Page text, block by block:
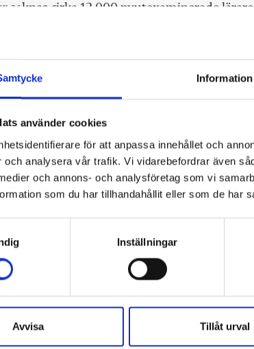
Information
använder cookies
för att anpassa innehållet och
och analysera vår trafik. Vi vidarebefordrar även
och annons- och analysföretag som vi
som du har tillhandahållit eller som de har
Inställningar
Avvisa Tillåt urval
saknas cirka 12 000 nyutexaminerade
dem med låga meritvärden från gymnasiet
Det finns ingen "quick fix", säger
att kräva minst betyget C
av dagens lärarstudenter. Men också
till regeringen är i alla fall att ställa högre
lämnar utbildningen, än mindre varför,
enligt Riksrevisionen. Obligatorisk
lärarstudenter